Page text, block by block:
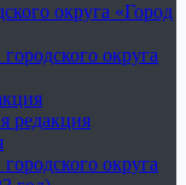
округа «Город
округа
редакция
округа